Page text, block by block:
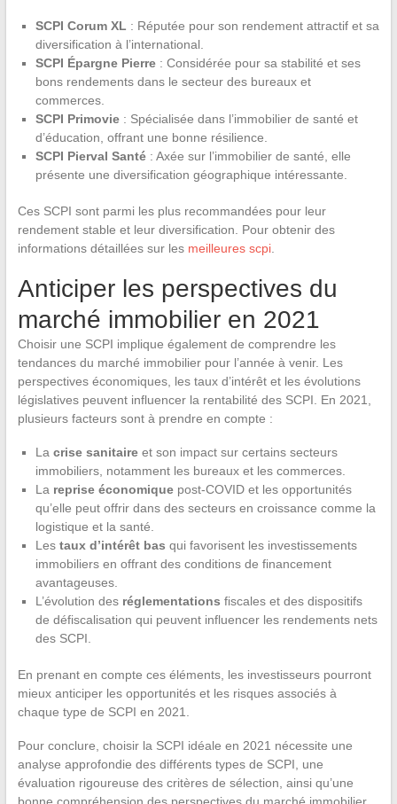
SCPI Corum XL : Réputée pour son rendement attractif et sa
diversification à l’international.
SCPI Épargne Pierre: Considérée pour sa stabilité et ses
bons rendements dans le secteur des bureaux et
commerces.
SCPI Primovie: Spécialisée dans l’immobilier de santé et
d’éducation, offrant une bonne résilience.
SCPI Pierval Santé: Axée sur l’immobilier de santé, elle
présente une diversification géographique intéressante.
Ces SCPI sont parmi les plus recommandées pour leur
rendement stable et leur diversification. Pour obtenir des
informations détaillées sur les meilleures scpi.
Anticiper les perspectives du
marché immobilier en 2021
Choisir une SCPI implique également de comprendre les
tendances du marché immobilier pour l’année à venir. Les
perspectives économiques, les taux d’intérêt et les évolutions
législatives peuvent influencer la rentabilité des SCPI. En 2021,
plusieurs facteurs sont à prendre en compte :
La crise sanitaireet son impact sur certains secteurs
immobiliers, notamment les bureaux et les commerces.
La reprise économiquepost-COVID et les opportunités
qu’elle peut offrir dans des secteurs en croissance comme la
logistique et la santé.
Les taux d’intérêt bas qui favorisent les investissements
immobiliers en offrant des conditions de financement
avantageuses.
L’évolution des réglementations fiscales et des dispositifs
de défiscalisation qui peuvent influencer les rendements nets
des SCPI.
En prenant en compte ces éléments, les investisseurs pourront
mieux anticiper les opportunités et les risques associés à
chaque type de SCPI en 2021.
Pour conclure, choisir la SCPI idéale en 2021 nécessite une
analyse approfondie des différents types de SCPI, une
évaluation rigoureuse des critères de sélection, ainsi qu’une